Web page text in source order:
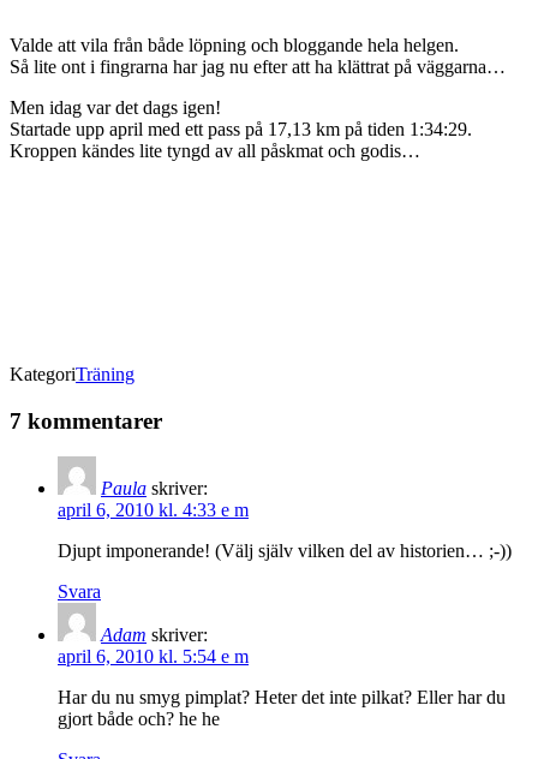
Valde att vila från både löpning och bloggande hela helgen.
Så lite ont i fingrarna har jag nu efter att ha klättrat på väggarna…
Men idag var det dags igen!
Startade upp april med ett pass på 17,13 km på tiden 1:34:29.
Kroppen kändes lite tyngd av all påskmat och godis…
KategoriTräning
7 kommentarer
Paula skriver:
april 6, 2010 kl. 4:33 e m
Djupt imponerande! (Välj själv vilken del av historien… ;-))
Svara
Adam skriver:
april 6, 2010 kl. 5:54 e m
Har du nu smyg pimplat? Heter det inte pilkat? Eller har du
gjort både och? he he